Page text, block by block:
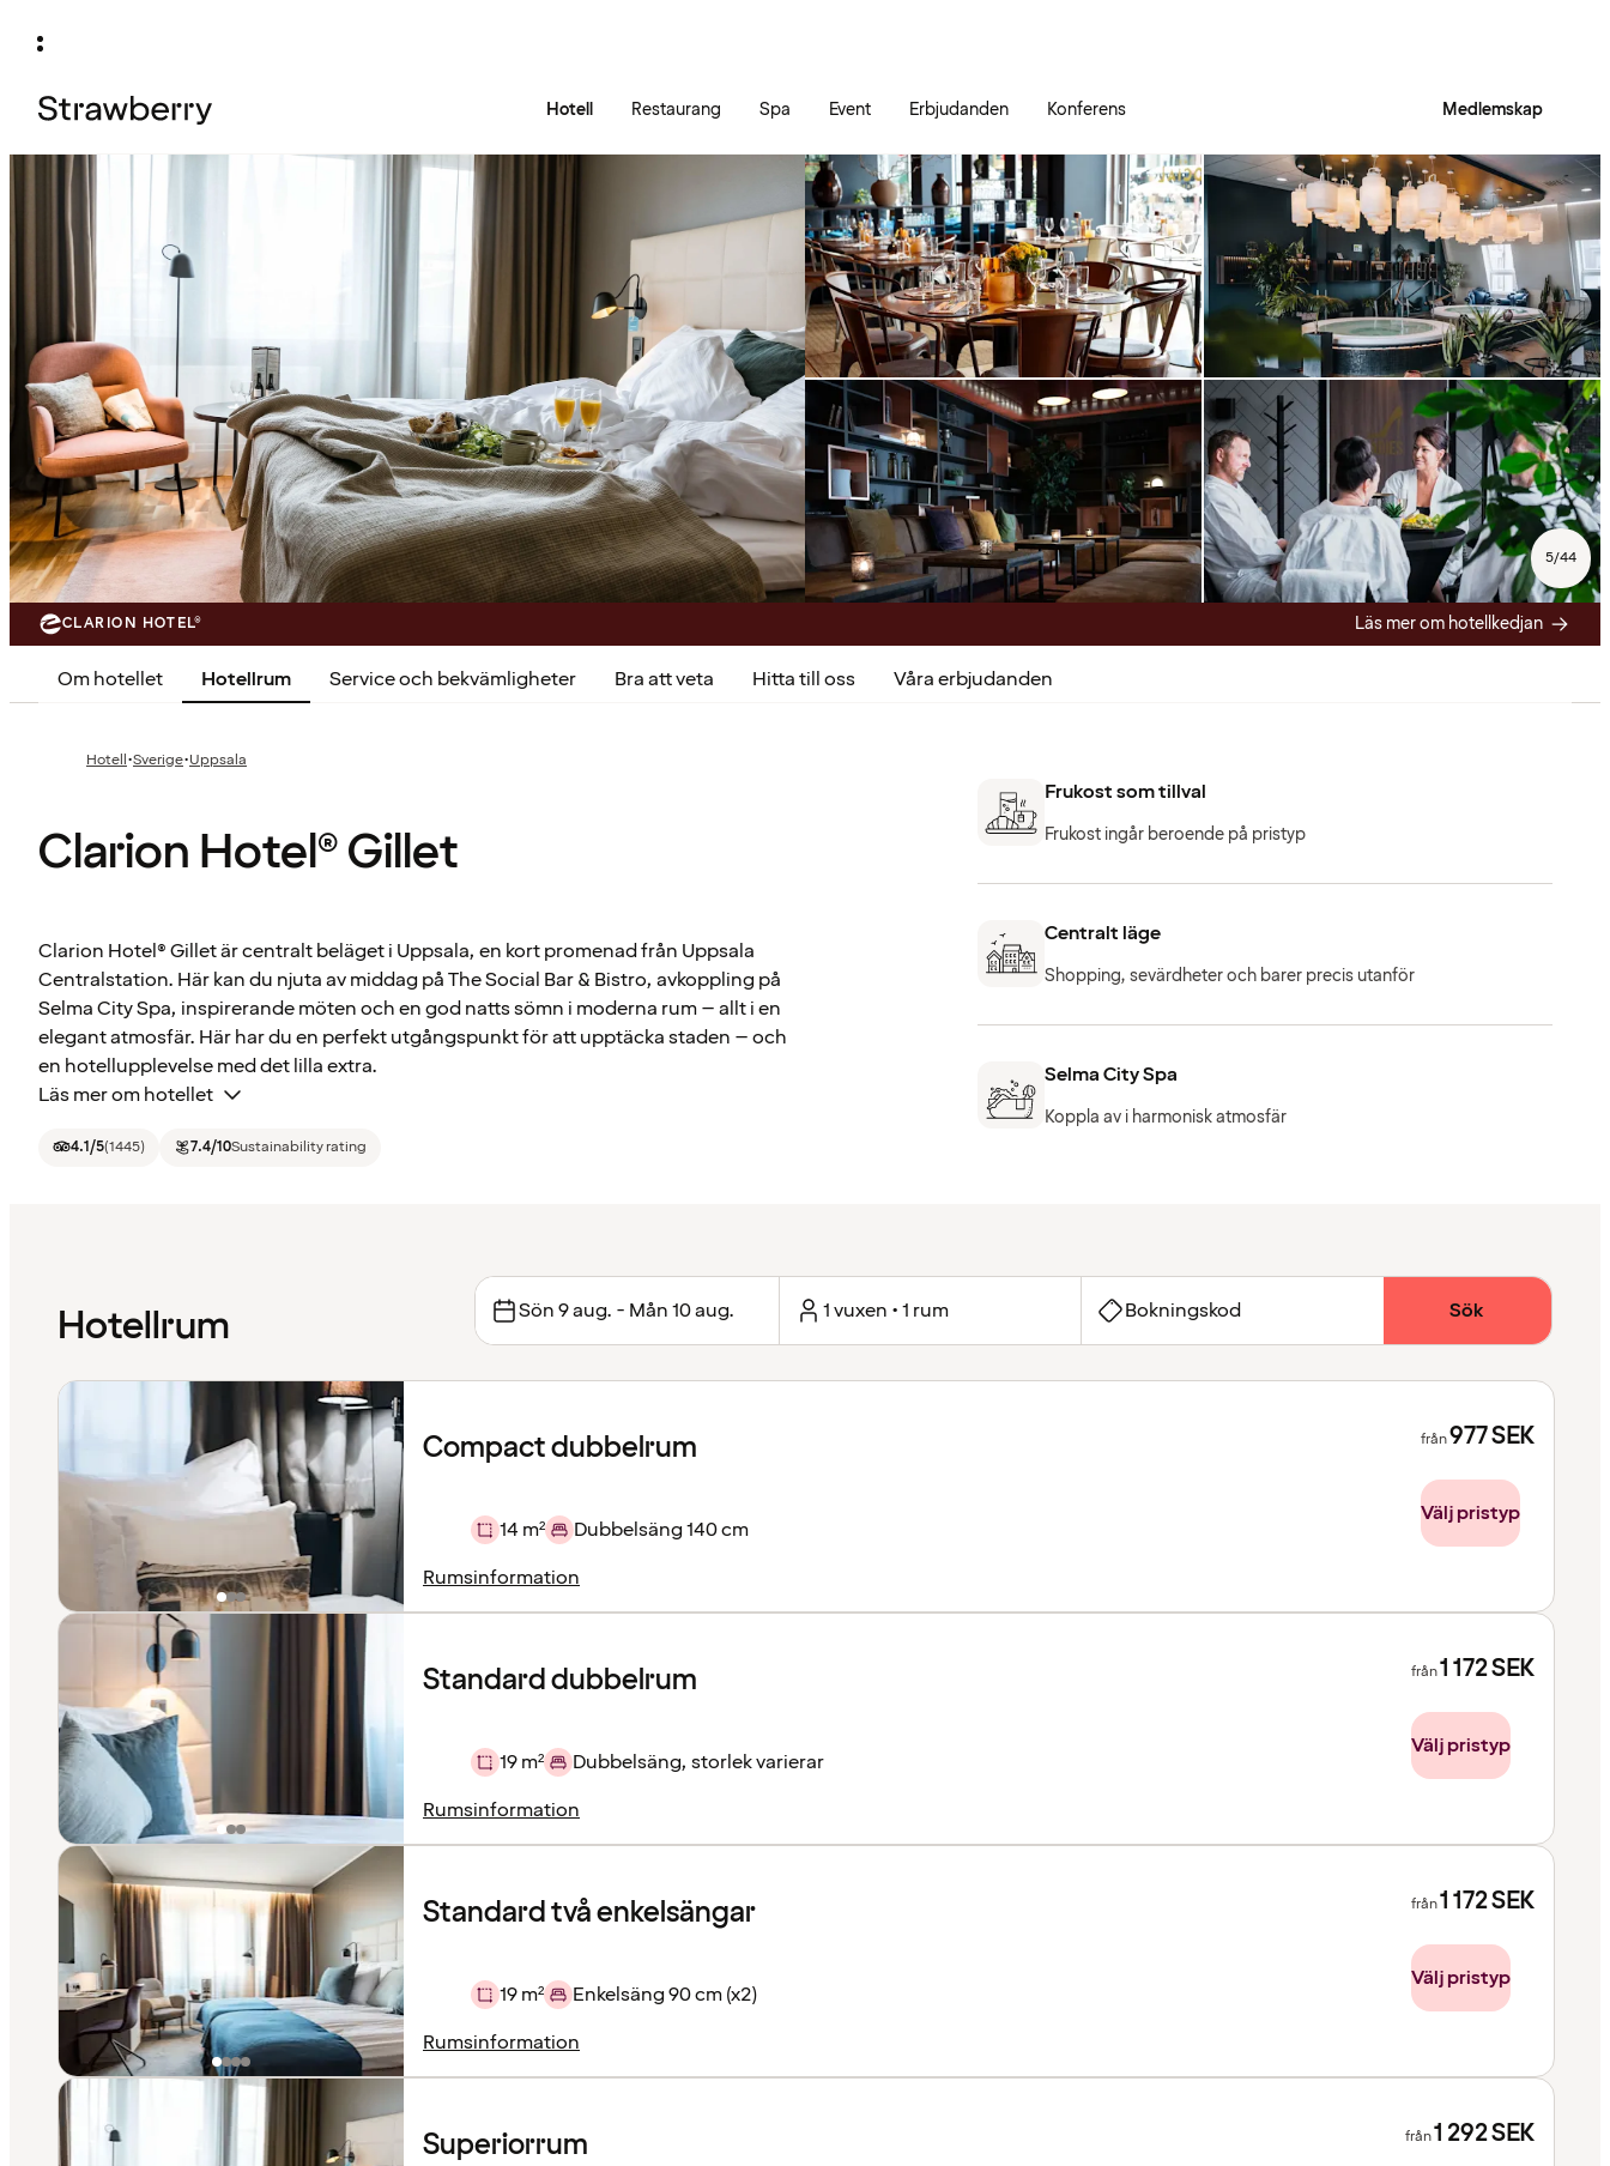
Hotell Restaurang Spa Event Erbjudanden Konferens Medlemskap
5/44
CLARION HOTEL® Läs mer om hotellkedjan
Om hotellet Hotellrum Service och bekvämligheter Bra att veta Hitta till oss Våra erbjudanden
Hotell·Sverige·Uppsala
Clarion Hotel® Gillet
Clarion Hotel® Gillet är centralt beläget i Uppsala, en kort promenad från Uppsala
Centralstation. Här kan du njuta av middag på The Social Bar & Bistro, avkoppling på
Selma City Spa, inspirerande möten och en god natts sömn i moderna rum – allt i en
elegant atmosfär. Här har du en perfekt utgångspunkt för att upptäcka staden – och
en hotellupplevelse med det lilla extra.
Läs mer om hotellet
4.1/5(1445) 7.4/10Sustainability rating
Frukost som tillval
Frukost ingår beroende på pristyp
Centralt läge
Shopping, sevärdheter och barer precis utanför
Selma City Spa
Koppla av i harmonisk atmosfär
Hotellrum Sön 9 aug. - Mån 10 aug. 1 vuxen • 1 rum Bokningskod Sök
Compact dubbelrum
14 m²
Dubbelsäng 140 cm
Rumsinformation
från977SEK
Välj pristyp
Standard dubbelrum
19 m²
Dubbelsäng, storlek varierar
Rumsinformation
från1 172SEK
Välj pristyp
Standard två enkelsängar
19 m²
Enkelsäng 90 cm (x2)
Rumsinformation
från1 172SEK
Välj pristyp
Superiorrum från1 292SEK